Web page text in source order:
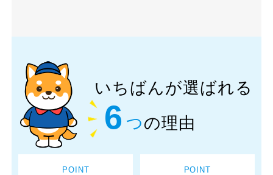
いちばんが選ばれる
6 つの理由
POINT POINT